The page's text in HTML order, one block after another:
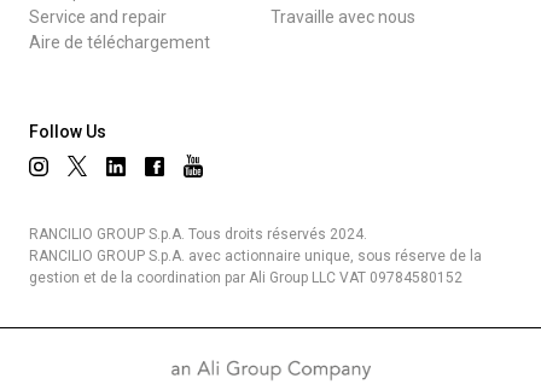
Service and repair
Aire de téléchargement
Travaille avec nous
Follow Us
RANCILIO GROUP S.p.A. Tous droits réservés 2024.
RANCILIO GROUP S.p.A. avec actionnaire unique, sous réserve de la
gestion et de la coordination par Ali Group LLC VAT 09784580152